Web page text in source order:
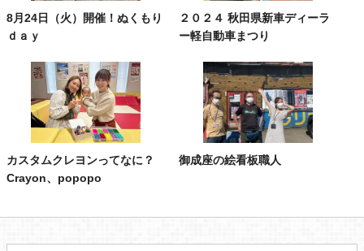
8月24日（火）開催！ぬくもり
ｄａｙ
２０２４ 秋田県新車ディーラ
ー軽自動車まつり
カスタムクレヨンってなに？
Crayon、popopo
御成座の絵看板職人